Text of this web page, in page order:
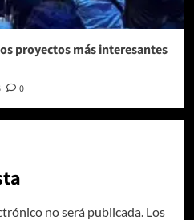
proyectos más interesantes
0
no será publicada. Los